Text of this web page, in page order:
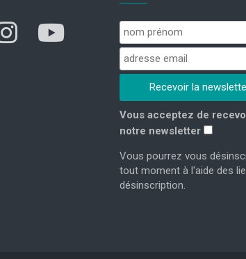
Vous acceptez de
notre newsletter
Vous pourrez vous
tout moment à l'aide des
désinscription.